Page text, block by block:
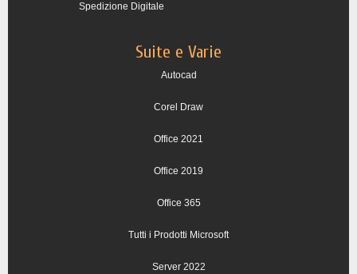
Spedizione Digitale
Suite e Varie
Autocad
Corel Draw
Office 2021
Office 2019
Office 365
Tutti i Prodotti Microsoft
Server 2022